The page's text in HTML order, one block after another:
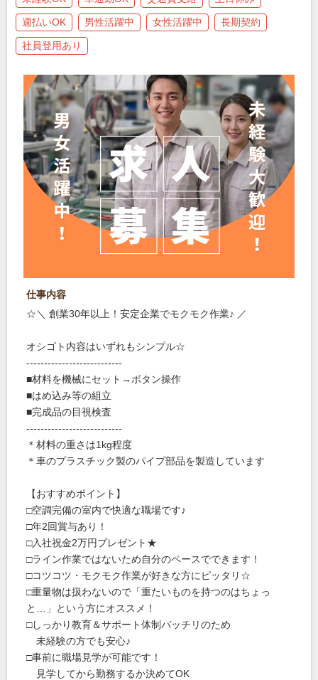
週払いOK 男性活躍中 女性活躍中 長期契約
社員登用あり
仕事内容
☆＼ 創業30年以上！安定企業でモクモク作業♪ ／
オシゴト内容はいずれもシンプル☆
---------------------------
■材料を機械にセット→ボタン操作
■はめ込み等の組立
■完成品の目視検査
---------------------------
＊材料の重さは1kg程度
＊車のプラスチック製のパイプ部品を製造しています
【おすすめポイント】
□空調完備の室内で快適な職場です♪
□年2回賞与あり！
□入社祝金2万円プレゼント★
□ライン作業ではないため自分のペースでできます！
□コツコツ・モクモク作業が好きな方にピッタリ☆
□重量物は扱わないので「重たいものを持つのはちょっ
と…」という方にオススメ！
□しっかり教育＆サポート体制バッチリのため
未経験の方でも安心♪
□事前に職場見学が可能です！
見学してから勤務するか決めてOK